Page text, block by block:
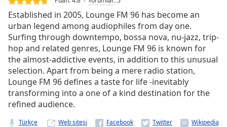
Stream
TypeLIVE
Seek to
currently
behind
LIVE
Remaining
Time-
Established in 2005, Lounge FM 96 has become an
urban legend among audiophiles from day one.
Surfing through downtempo, bossa nova, nu-jazz, trip-
hop and related genres, Lounge FM 96 is known for
the almost-addictive events, in addition to this unusual
selection. Apart from being a mere radio station,
Lounge FM 96 defines a taste for life -inevitably
transforming into a one of a kind destination for the
refined audience.
Türkçe Web sitesi